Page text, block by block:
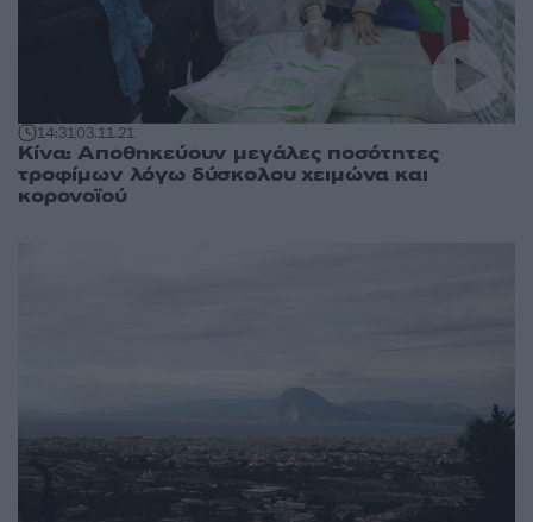
14:3103.11.21
Κίνα: Αποθηκεύουν μεγάλες ποσότητες
τροφίμων λόγω δύσκολου χειμώνα και
κορονοϊού